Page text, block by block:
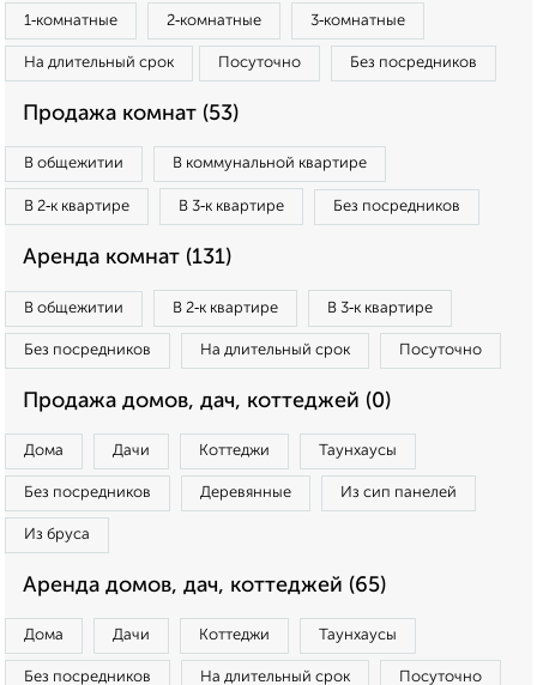
1‑комнатные 2‑комнатные 3‑комнатные
На длительный срок Посуточно Без посредников
Продажа комнат (53)
В общежитии В коммунальной квартире
В 2‑к квартире В 3‑к квартире Без посредников
Аренда комнат (131)
В общежитии В 2‑к квартире В 3‑к квартире
Без посредников На длительный срок Посуточно
Продажа домов, дач, коттеджей (0)
Дома Дачи Коттеджи Таунхаусы
Без посредников Деревянные Из сип панелей
Из бруса
Аренда домов, дач, коттеджей (65)
Дома Дачи Коттеджи Таунхаусы
Без посредников На длительный срок Посуточно